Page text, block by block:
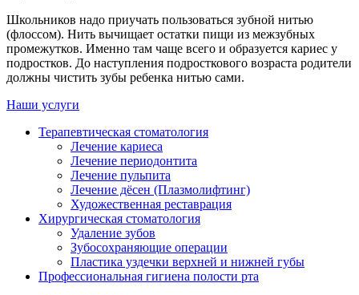
Школьников надо приучать пользоваться зубной нитью
(флоссом). Нить вычищает остатки пищи из межзубных
промежутков. Именно там чаще всего и образуется кариес у
подростков. До наступления подросткового возраста родители
должны чистить зубы ребенка нитью сами.
Наши услуги
Терапевтическая стоматология
Лечение кариеса
Лечение периодонтита
Лечение пульпита
Лечение дёсен (Плазмолифтинг)
Художественная реставрация
Хирургическая стоматология
Удаление зубов
Зубосохраняющие операции
Пластика уздечки верхней и нижней губы
Профессиональная гигиена полости рта